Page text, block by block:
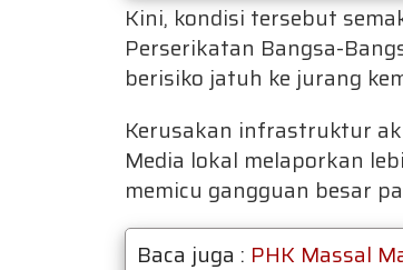
Kini, kondisi tersebut
Perserikatan Bangsa-
berisiko jatuh ke jurang
Kerusakan infrastruktur
Media lokal melaporkan
memicu gangguan besar
Baca juga : PHK Massal